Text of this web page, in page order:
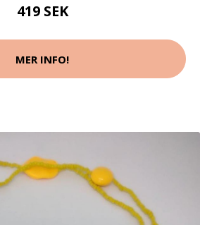
419 SEK
MER INFO!